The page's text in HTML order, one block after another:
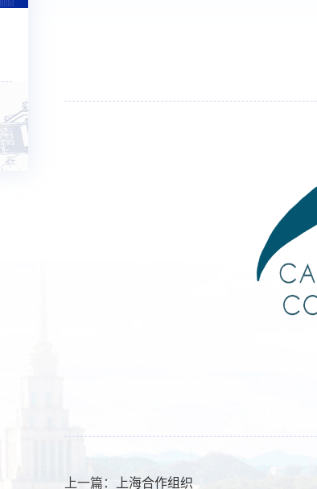
上一篇： 上海合作组织